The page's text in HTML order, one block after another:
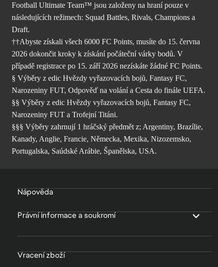
Football Ultimate Team™ jsou založeny na hraní pouze v
následujících režimech: Squad Battles, Rivals, Champions a
Draft.
††Abyste získali všech 6000 FC Points, musíte do 15. června
2026 dokončit kroky k získání počáteční várky bodů. V
případě registrace po 15. září 2026 nezískáte žádné FC Points.
§ Výběry z edic Hvězdy vyřazovacích bojů, Fantasy FC,
Narozeniny FUT, Odpověď na volání a Cesta do finále UEFA.
§§ Výběry z edic Hvězdy vyřazovacích bojů, Fantasy FC,
Narozeniny FUT a Trofejní Titáni.
§§§ Výběry zahrnují 1 hráčský předmět z; Argentiny, Brazílie,
Kanady, Anglie, Francie, Německa, Mexika, Nizozemsko,
Portugalska, Saúdské Arábie, Španělska, USA.
Nápověda
Právní informace a soukromí
Vracení zboží